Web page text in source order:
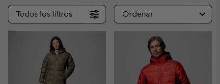
SKIP
TO
SEARCH
Todos los filtros Ordenar